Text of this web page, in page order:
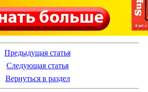
Предыдущая статья
Следующая статья
Вернуться в раздел